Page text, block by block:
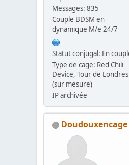
Messages: 835
Couple BDSM en
dynamique M/e 24/7
Statut conjugal: En
Type de cage: Red Chili
Device, Tour de Londres
(sur mesure)
IP archivée
Doudouxencage